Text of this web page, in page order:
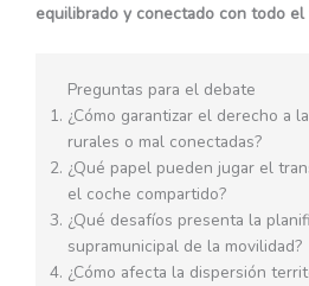
equilibrado y conectado con todo
Preguntas para el debate
¿Cómo garantizar el derecho a
rurales o mal conectadas?
¿Qué papel pueden jugar el
el coche compartido?
¿Qué desafíos presenta la
supramunicipal de la movilidad?
¿Cómo afecta la dispersión